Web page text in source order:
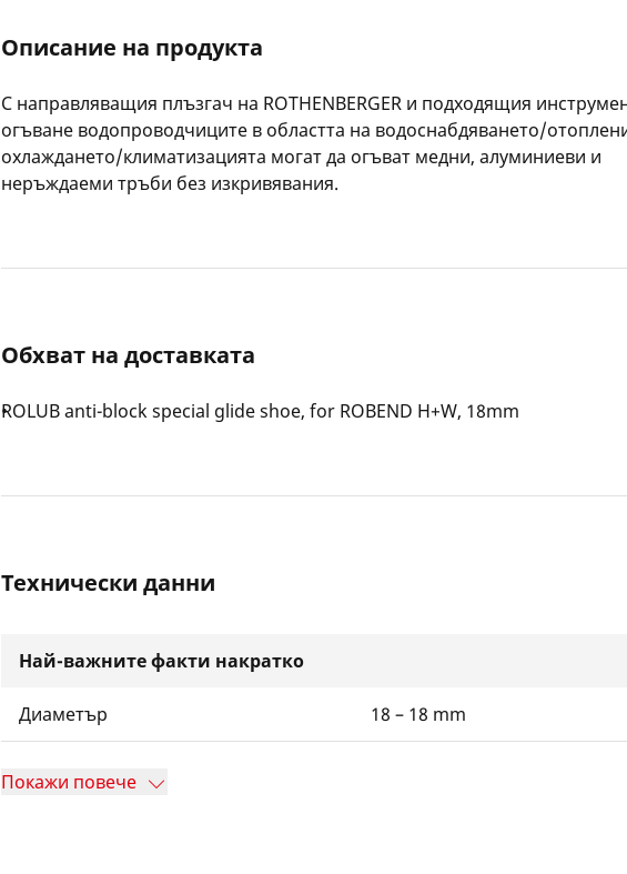
Описание на продукта
С направляващия плъзгач на ROTHENBERGER и подходящия
огъване водопроводчиците в областта на водоснабдяването/
охлаждането/климатизацията могат да огъват медни, алуминиеви и
неръждаеми тръби без изкривявания.
Обхват на доставката
ROLUB anti-block special glide shoe, for ROBEND H+W, 18mm
Технически данни
Най-важните факти накратко
Диаметър 18 – 18 mm
Покажи повече